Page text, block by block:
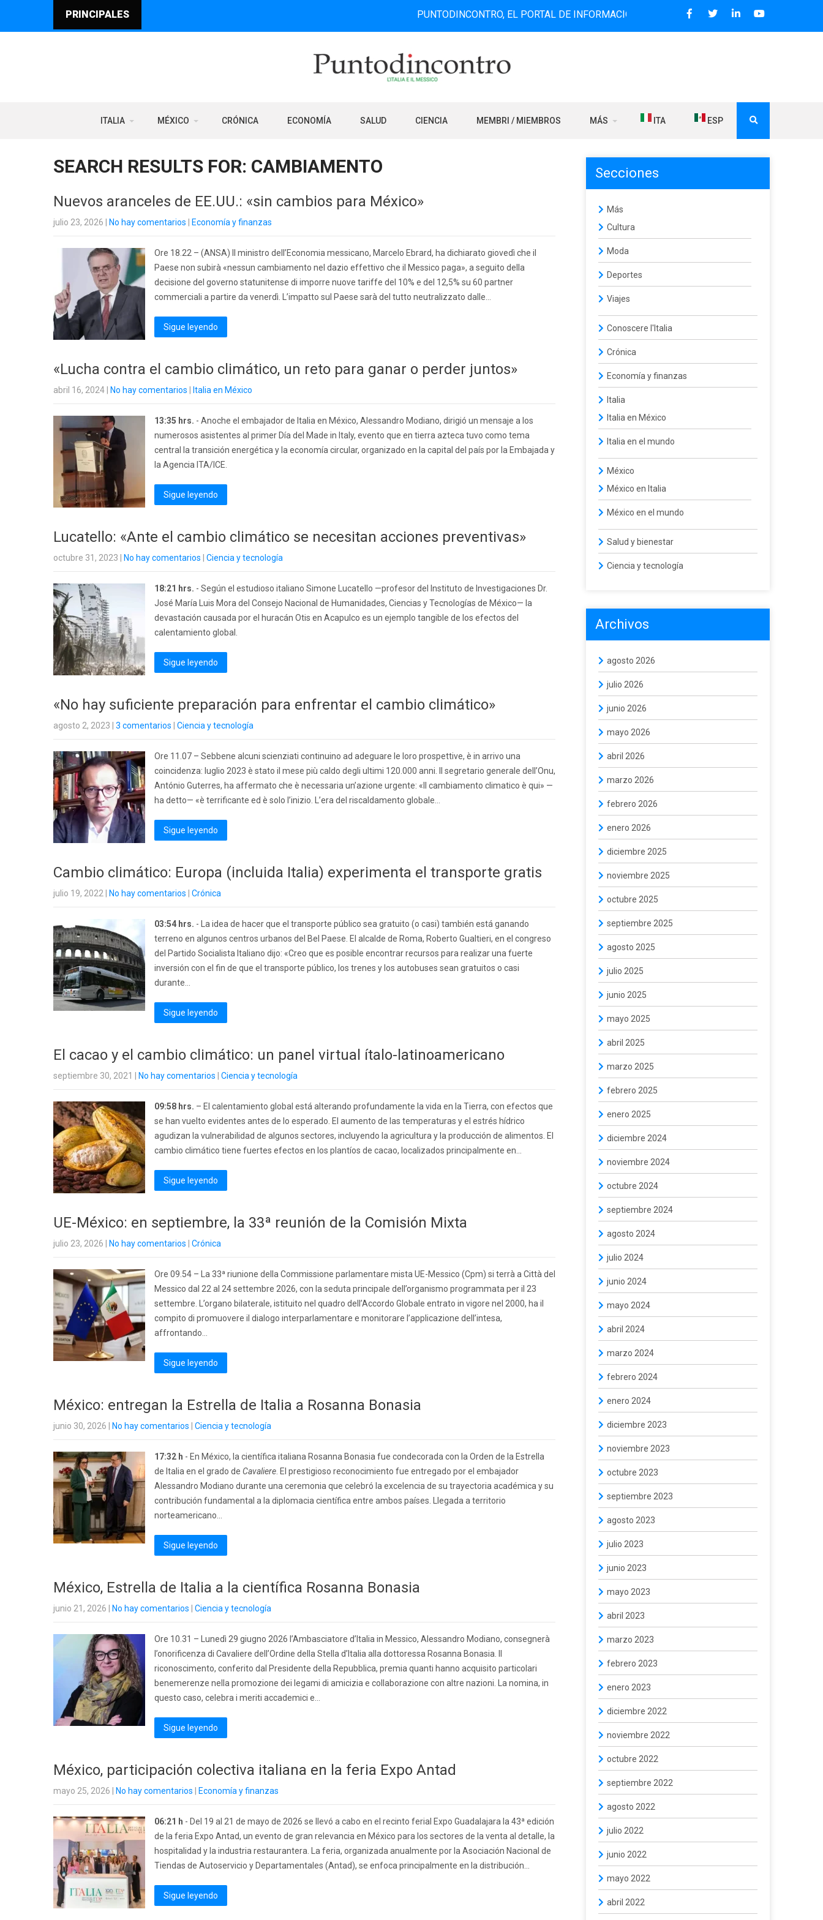
PRINCIPALES PUNTODINCONTRO, EL PORTAL DE INFORMACIÓN BILINGÜE QUE DESDE 2006 DIFUNDE NOTICIAS
ITALIA MÉXICO CRÓNICA ECONOMÍA SALUD CIENCIA MEMBRI / MIEMBROS MÁS ITA ESP
SEARCH RESULTS FOR: CAMBIAMENTO
Nuevos aranceles de EE.UU.: «sin cambios para México»
julio 23, 2026 No hay comentarios Economía y finanzas
Ore 18.22 – (ANSA) Il ministro dell’Economia messicano, Marcelo Ebrard, ha dichiarato giovedì che il
Paese non subirà «nessun cambiamento nel dazio effettivo che il Messico paga», a seguito della
decisione del governo statunitense di imporre nuove tariffe del 10% e del 12,5% su 60 partner
commerciali a partire da venerdì. L’impatto sul Paese sarà del tutto neutralizzato dalle…
Sigue leyendo
«Lucha contra el cambio climático, un reto para ganar o perder juntos»
abril 16, 2024 No hay comentarios Italia en México
13:35 hrs. - Anoche el embajador de Italia en México, Alessandro Modiano, dirigió un mensaje a los
numerosos asistentes al primer Día del Made in Italy, evento que en tierra azteca tuvo como tema
central la transición energética y la economía circular, organizado en la capital del país por la Embajada y
la Agencia ITA/ICE.
Sigue leyendo
Lucatello: «Ante el cambio climático se necesitan acciones preventivas»
octubre 31, 2023 No hay comentarios Ciencia y tecnología
18:21 hrs. - Según el estudioso italiano Simone Lucatello —profesor del Instituto de Investigaciones Dr.
José María Luis Mora del Consejo Nacional de Humanidades, Ciencias y Tecnologías de México— la
devastación causada por el huracán Otis en Acapulco es un ejemplo tangible de los efectos del
calentamiento global.
Sigue leyendo
«No hay suficiente preparación para enfrentar el cambio climático»
agosto 2, 2023 3 comentarios Ciencia y tecnología
Ore 11.07 – Sebbene alcuni scienziati continuino ad adeguare le loro prospettive, è in arrivo una
coincidenza: luglio 2023 è stato il mese più caldo degli ultimi 120.000 anni. Il segretario generale dell’Onu,
António Guterres, ha affermato che è necessaria un’azione urgente: «Il cambiamento climatico è qui» —
ha detto— «è terrificante ed è solo l’inizio. L’era del riscaldamento globale…
Sigue leyendo
Cambio climático: Europa (incluida Italia) experimenta el transporte gratis
julio 19, 2022 No hay comentarios Crónica
03:54 hrs. - La idea de hacer que el transporte público sea gratuito (o casi) también está ganando
terreno en algunos centros urbanos del Bel Paese. El alcalde de Roma, Roberto Gualtieri, en el congreso
del Partido Socialista Italiano dijo: «Creo que es posible encontrar recursos para realizar una fuerte
inversión con el fin de que el transporte público, los trenes y los autobuses sean gratuitos o casi
durante...
Sigue leyendo
El cacao y el cambio climático: un panel virtual ítalo-latinoamericano
septiembre 30, 2021 No hay comentarios Ciencia y tecnología
09:58 hrs. – El calentamiento global está alterando profundamente la vida en la Tierra, con efectos que
se han vuelto evidentes antes de lo esperado. El aumento de las temperaturas y el estrés hídrico
agudizan la vulnerabilidad de algunos sectores, incluyendo la agricultura y la producción de alimentos. El
cambio climático tiene fuertes efectos en los plantíos de cacao, localizados principalmente en...
Sigue leyendo
UE-México: en septiembre, la 33ª reunión de la Comisión Mixta
julio 23, 2026 No hay comentarios Crónica
Ore 09.54 – La 33ª riunione della Commissione parlamentare mista UE-Messico (Cpm) si terrà a Città del
Messico dal 22 al 24 settembre 2026, con la seduta principale dell’organismo programmata per il 23
settembre. L’organo bilaterale, istituito nel quadro dell’Accordo Globale entrato in vigore nel 2000, ha il
compito di promuovere il dialogo interparlamentare e monitorare l’applicazione dell’intesa,
affrontando…
Sigue leyendo
México: entregan la Estrella de Italia a Rosanna Bonasia
junio 30, 2026 No hay comentarios Ciencia y tecnología
17:32 h - En México, la científica italiana Rosanna Bonasia fue condecorada con la Orden de la Estrella
de Italia en el grado de Cavaliere . El prestigioso reconocimiento fue entregado por el embajador
Alessandro Modiano durante una ceremonia que celebró la excelencia de su trayectoria académica y su
contribución fundamental a la diplomacia científica entre ambos países. Llegada a territorio
norteamericano...
Sigue leyendo
México, Estrella de Italia a la científica Rosanna Bonasia
junio 21, 2026 No hay comentarios Ciencia y tecnología
Ore 10.31 – Lunedì 29 giugno 2026 l’Ambasciatore d’Italia in Messico, Alessandro Modiano, consegnerà
l’onorificenza di Cavaliere dell’Ordine della Stella d’Italia alla dottoressa Rosanna Bonasia. Il
riconoscimento, conferito dal Presidente della Repubblica, premia quanti hanno acquisito particolari
benemerenze nella promozione dei legami di amicizia e collaborazione con altre nazioni. La nomina, in
questo caso, celebra i meriti accademici e…
Sigue leyendo
México, participación colectiva italiana en la feria Expo Antad
mayo 25, 2026 No hay comentarios Economía y finanzas
06:21 h - Del 19 al 21 de mayo de 2026 se llevó a cabo en el recinto ferial Expo Guadalajara la 43ª edición
de la feria Expo Antad, un evento de gran relevancia en México para los sectores de la venta al detalle, la
hospitalidad y la industria restaurantera. La feria, organizada anualmente por la Asociación Nacional de
Tiendas de Autoservicio y Departamentales (Antad), se enfoca principalmente en la distribución...
Sigue leyendo
Secciones
Más
Cultura
Moda
Deportes
Viajes
Conoscere l'Italia
Crónica
Economía y finanzas
Italia
Italia en México
Italia en el mundo
México
México en Italia
México en el mundo
Salud y bienestar
Ciencia y tecnología
Archivos
agosto 2026
julio 2026
junio 2026
mayo 2026
abril 2026
marzo 2026
febrero 2026
enero 2026
diciembre 2025
noviembre 2025
octubre 2025
septiembre 2025
agosto 2025
julio 2025
junio 2025
mayo 2025
abril 2025
marzo 2025
febrero 2025
enero 2025
diciembre 2024
noviembre 2024
octubre 2024
septiembre 2024
agosto 2024
julio 2024
junio 2024
mayo 2024
abril 2024
marzo 2024
febrero 2024
enero 2024
diciembre 2023
noviembre 2023
octubre 2023
septiembre 2023
agosto 2023
julio 2023
junio 2023
mayo 2023
abril 2023
marzo 2023
febrero 2023
enero 2023
diciembre 2022
noviembre 2022
octubre 2022
septiembre 2022
agosto 2022
julio 2022
junio 2022
mayo 2022
abril 2022